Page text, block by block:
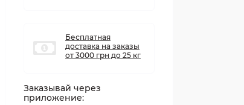
Бесплатная
доставка на заказы
от 3000 грн до 25 кг
Заказывай через
приложение: